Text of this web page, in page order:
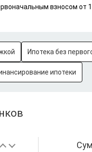
взносом от
Ипотека без
ипотеки